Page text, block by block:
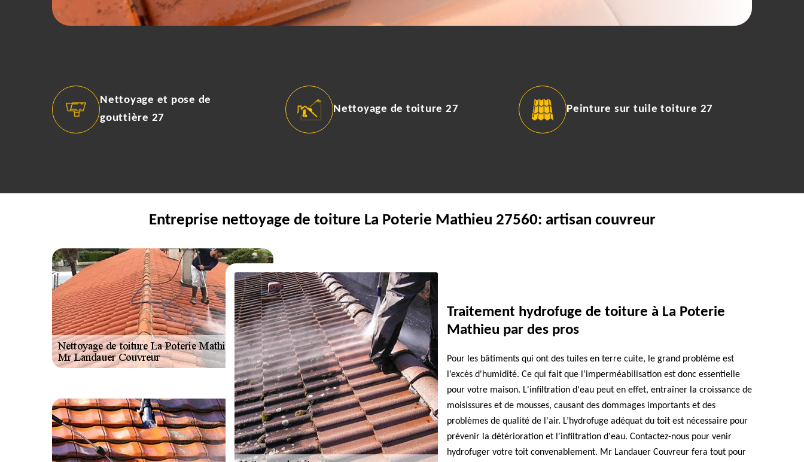
Nettoyage et pose de
gouttière 27
Nettoyage de toiture 27 Peinture sur tuile toiture 27
Entreprise nettoyage de toiture La Poterie Mathieu 27560: artisan couvreur
Traitement hydrofuge de toiture à La Poterie
Mathieu par des pros
Pour les bâtiments qui ont des tuiles en terre cuite, le grand problème est
l’excès d'humidité. Ce qui fait que l'imperméabilisation est donc essentielle
pour votre maison. L'infiltration d'eau peut en effet, entraîner la croissance de
moisissures et de mousses, causant des dommages importants et des
problèmes de qualité de l'air. L’hydrofuge adéquat du toit est nécessaire pour
prévenir la détérioration et l'infiltration d'eau. Contactez-nous pour venir
hydrofuger votre toit convenablement. Mr Landauer Couvreur fera tout pour